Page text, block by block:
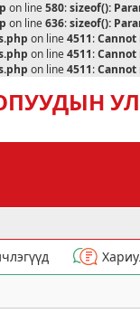
on line580:sizeof():
on line636:sizeof():
on line4511:
on line4511:
on line4511: